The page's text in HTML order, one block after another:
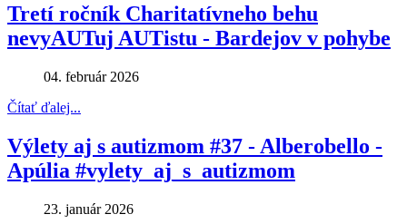
Tretí ročník Charitatívneho behu
nevyAUTuj AUTistu - Bardejov v pohybe
04. február 2026
Čítať ďalej...
Výlety aj s autizmom #37 - Alberobello -
Apúlia #vylety_aj_s_autizmom
23. január 2026